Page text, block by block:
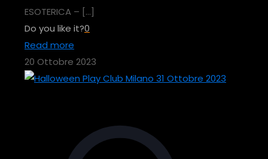
ESOTERICA – […]
Do you like it?0
Read more
20 Ottobre 2023